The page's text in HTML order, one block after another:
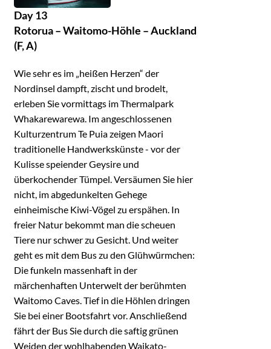
Day 13
Rotorua – Waitomo-Höhle – Auckland
(F, A)
Wie sehr es im „heißen Herzen“ der
Nordinsel dampft, zischt und brodelt,
erleben Sie vormittags im Thermalpark
Whakarewarewa. Im angeschlossenen
Kulturzentrum Te Puia zeigen Maori
traditionelle Handwerkskünste - vor der
Kulisse speiender Geysire und
überkochender Tümpel. Versäumen Sie hier
nicht, im abgedunkelten Gehege
einheimische Kiwi-Vögel zu erspähen. In
freier Natur bekommt man die scheuen
Tiere nur schwer zu Gesicht. Und weiter
geht es mit dem Bus zu den Glühwürmchen:
Die funkeln massenhaft in der
märchenhaften Unterwelt der berühmten
Waitomo Caves. Tief in die Höhlen dringen
Sie bei einer Bootsfahrt vor. Anschließend
fährt der Bus Sie durch die saftig grünen
Weiden der wohlhabenden Waikato-